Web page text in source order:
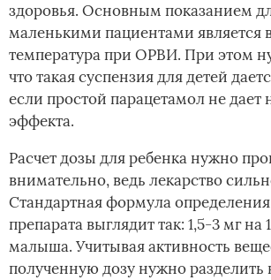
здоровья. Основным показанием
маленькими пациентами является
температура при ОРВИ. При этом
что такая суспензия для детей
если простой парацетамол не дает
эффекта.
Расчет дозы для ребенка нужно
внимательно, ведь лекарство
Стандартная формула
препарата выглядит так: 1,5-3 мг на
малыша. Учитывая активность
полученную дозу нужно разделить